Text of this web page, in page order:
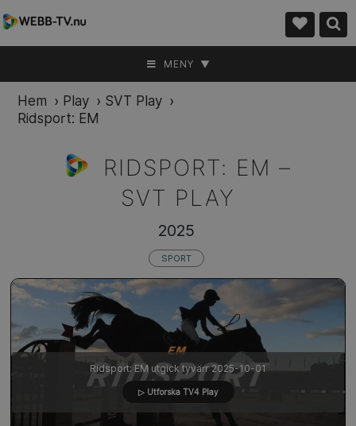
MENY ▼
Hem › Play › SVT Play ›
Ridsport: EM
RIDSPORT: EM –
SVT PLAY
Ridsport: EM utgick tyvärr 2025-10-01
▷ Utforska TV4 Play
2025
SPORT